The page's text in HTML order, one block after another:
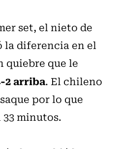
set, el nieto de
la diferencia en el
quiebre que le
2 arriba. El chileno
por lo que
minutos.